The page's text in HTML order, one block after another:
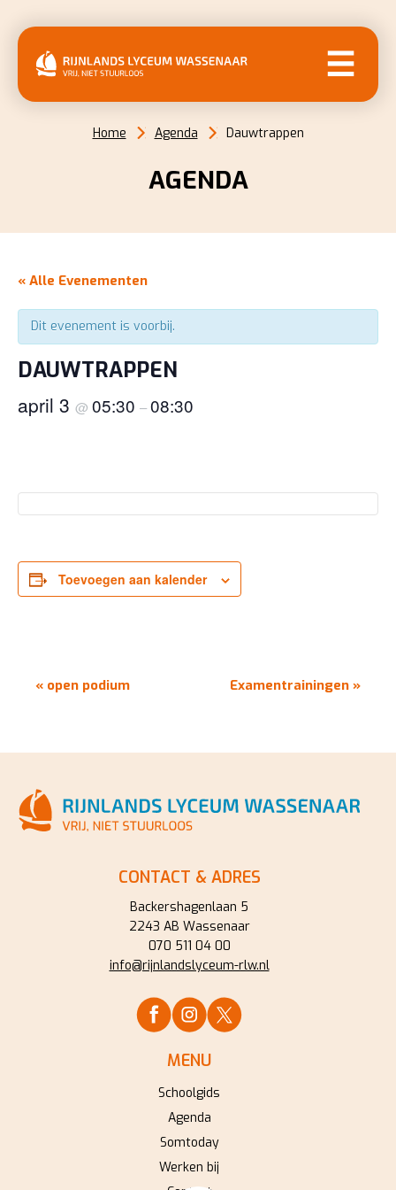
Home Agenda Dauwtrappen
AGENDA
« Alle Evenementen
Dit evenement is voorbij.
DAUWTRAPPEN
april 3 @ 05:30 –08:30
Toevoegen aan kalender
EVENEMENT
NAVIGATIE
« open podium Examentrainingen »
CONTACT & ADRES
Backershagenlaan 5
2243 AB Wassenaar
070 511 04 00
info@rijnlandslyceum-rlw.nl
MENU
Schoolgids
Agenda
Somtoday
Werken bij